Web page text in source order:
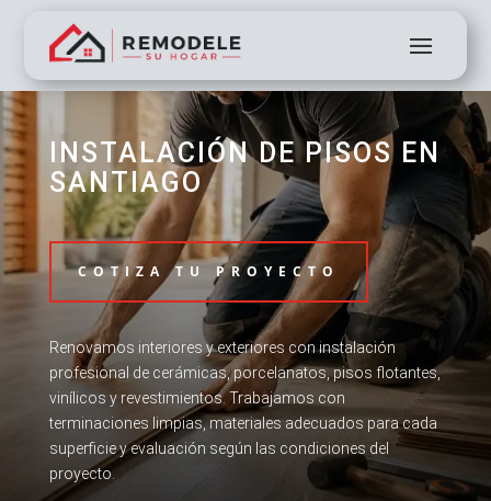
INSTALACIÓN DE PISOS EN
SANTIAGO
COTIZA TU PROYECTO
Renovamos interiores y exteriores con instalación
profesional de cerámicas, porcelanatos, pisos flotantes,
vinílicos y revestimientos. Trabajamos con
terminaciones limpias, materiales adecuados para cada
superficie y evaluación según las condiciones del
proyecto.